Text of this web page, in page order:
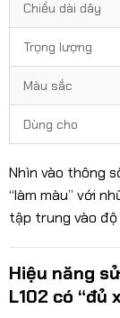
Chiều dài dây
Trọng lượng
Màu sắc
Dùng cho
Nhìn vào thông
“làm màu” với
tập trung vào
Hiệu năng
L102 có “đủ